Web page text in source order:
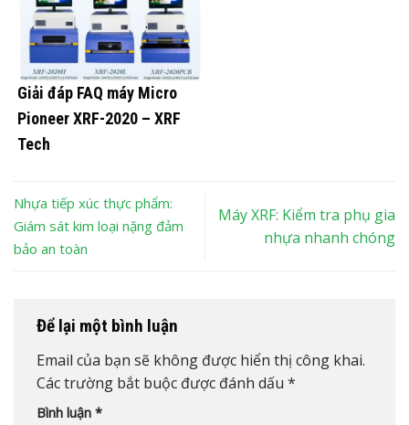
Giải đáp FAQ máy Micro
Pioneer XRF-2020 – XRF
Tech
Nhựa tiếp xúc thực phẩm:
Giám sát kim loại nặng đảm
bảo an toàn
Máy XRF: Kiểm tra phụ gia
nhựa nhanh chóng
Để lại một bình luận
Email của bạn sẽ không được hiển thị công khai.
Các trường bắt buộc được đánh dấu *
Bình luận *